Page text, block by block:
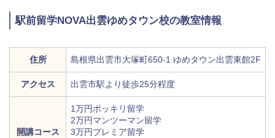
駅前留学NOVA出雲ゆめタウン校の教室情報
住所 島根県出雲市大塚町650-1 ゆめタウン出雲東館2F
アクセス 出雲市駅より徒歩25分程度
開講コース
1万円ポッキリ留学
2万円マンツーマン留学
3万円プレミア留学